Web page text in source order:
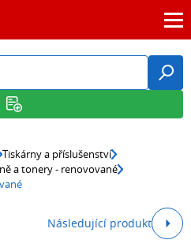
Tiskárny a příslušenství
a tonery - renovované
Následující produkt